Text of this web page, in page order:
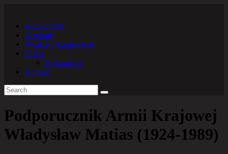
Aktualności
Artykuły
Władze Okręgu i Kół
O nas
Dokumenty
Kontakt
Podporucznik Armii Krajowej
Władysław Matias (1924-1989)